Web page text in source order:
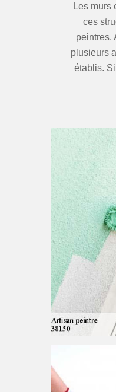
Les murs
ces
peintres.
plusieurs
établis.